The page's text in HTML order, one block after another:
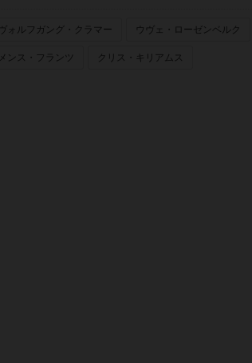
ヴォルフガング・クラマー ウヴェ・ローゼンベルク
ンス・フランツ クリス・キリアムス